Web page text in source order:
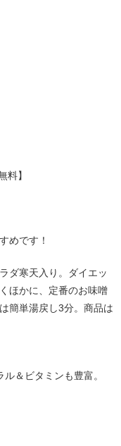
料】
めです！
ダ寒天入り。ダイエッ
ほかに、定番のお味噌
簡単湯戻し3分。商品は
＆ビタミンも豊富。